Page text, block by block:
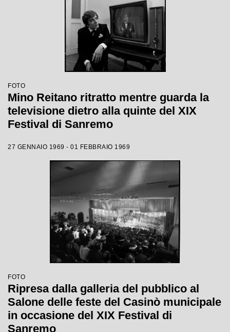
FOTO
Mino Reitano ritratto mentre guarda la
televisione dietro alla quinte del XIX
Festival di Sanremo
27 GENNAIO 1969 - 01 FEBBRAIO 1969
FOTO
Ripresa dalla galleria del pubblico al
Salone delle feste del Casinò municipale
in occasione del XIX Festival di
Sanremo